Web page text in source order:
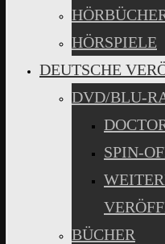
HÖRSPIELE
DEUTSCHE
DVD/BLU-
SPIN-
BÜCHER